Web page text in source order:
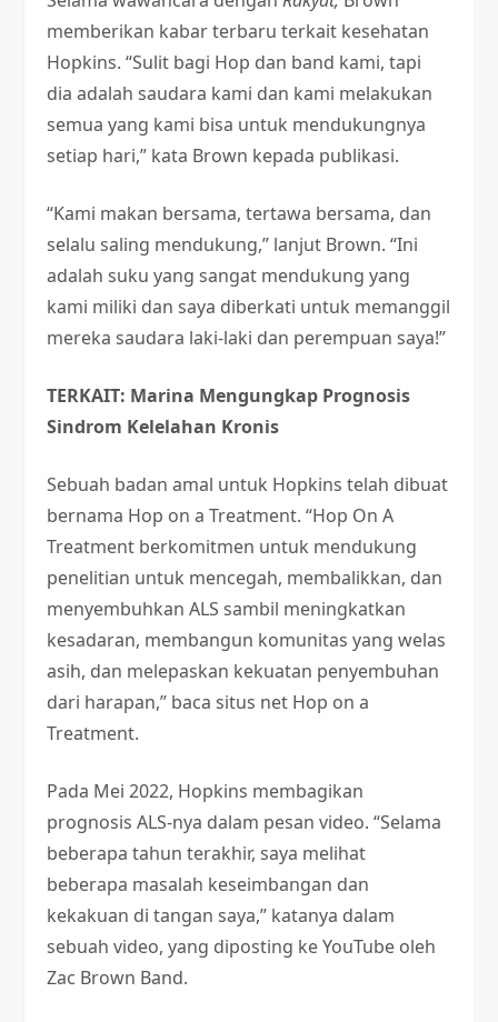
memberikan kabar terbaru terkait kesehatan
Hopkins. “Sulit bagi Hop dan band kami, tapi
dia adalah saudara kami dan kami melakukan
semua yang kami bisa untuk mendukungnya
setiap hari,” kata Brown kepada publikasi.
“Kami makan bersama, tertawa bersama, dan
selalu saling mendukung,” lanjut Brown. “Ini
adalah suku yang sangat mendukung yang
kami miliki dan saya diberkati untuk memanggil
mereka saudara laki-laki dan perempuan saya!”
TERKAIT: Marina Mengungkap Prognosis
Sindrom Kelelahan Kronis
Sebuah badan amal untuk Hopkins telah dibuat
bernama Hop on a Treatment. “Hop On A
Treatment berkomitmen untuk mendukung
penelitian untuk mencegah, membalikkan, dan
menyembuhkan ALS sambil meningkatkan
kesadaran, membangun komunitas yang welas
asih, dan melepaskan kekuatan penyembuhan
dari harapan,” baca situs net Hop on a
Treatment.
Pada Mei 2022, Hopkins membagikan
prognosis ALS-nya dalam pesan video. “Selama
beberapa tahun terakhir, saya melihat
beberapa masalah keseimbangan dan
kekakuan di tangan saya,” katanya dalam
sebuah video, yang diposting ke YouTube oleh
Zac Brown Band.